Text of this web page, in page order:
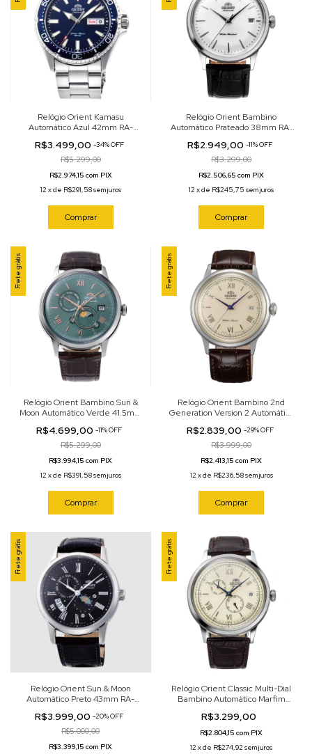
Relógio Orient Kamasu
Automático Azul 42mm RA-
R$3.499,00 -34%OFF
R$5.299,00
R$2.974,15 com PIX
12 xde R$291,58sem juros
Comprar
Relógio Orient Bambino
Automático Prateado 38mm RA-
R$2.949,00-11%OFF
R$3.299,00
R$2.506,65 com PIX
12 xde R$245,75 sem juros
Comprar
Frete grátis
Relógio Orient Bambino Sun &
Moon Automático Verde 41.5mm
R$4.699,00-11%OFF
R$5.299,00
R$3.994,15 com PIX
12 xde R$391,58sem juros
Comprar
Frete grátis
Relógio Orient Bambino 2nd
Generation Version 2 Automático
FAC00009N0
R$2.839,00 -29%OFF
R$3.999,00
R$2.413,15 com PIX
12 xde R$236,58sem juros
Comprar
Frete grátis
Relógio Orient Sun & Moon
Automático Preto 43mm RA-
R$3.999,00-20%OFF
R$5.000,00
R$3.399,15 com PIX
Frete grátis
Relógio Orient Classic Multi-Dial
Bambino Automático Marfim
R$3.299,00
R$2.804,15 com PIX
12 xde R$274,92 sem juros